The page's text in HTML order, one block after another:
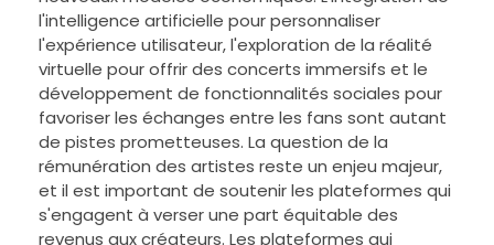
l'intelligence artificielle pour personnaliser
l'expérience utilisateur, l'exploration de la réalité
virtuelle pour offrir des concerts immersifs et le
développement de fonctionnalités sociales pour
favoriser les échanges entre les fans sont autant
de pistes prometteuses. La question de la
rémunération des artistes reste un enjeu majeur,
et il est important de soutenir les plateformes qui
s'engagent à verser une part équitable des
revenus aux créateurs. Les plateformes qui